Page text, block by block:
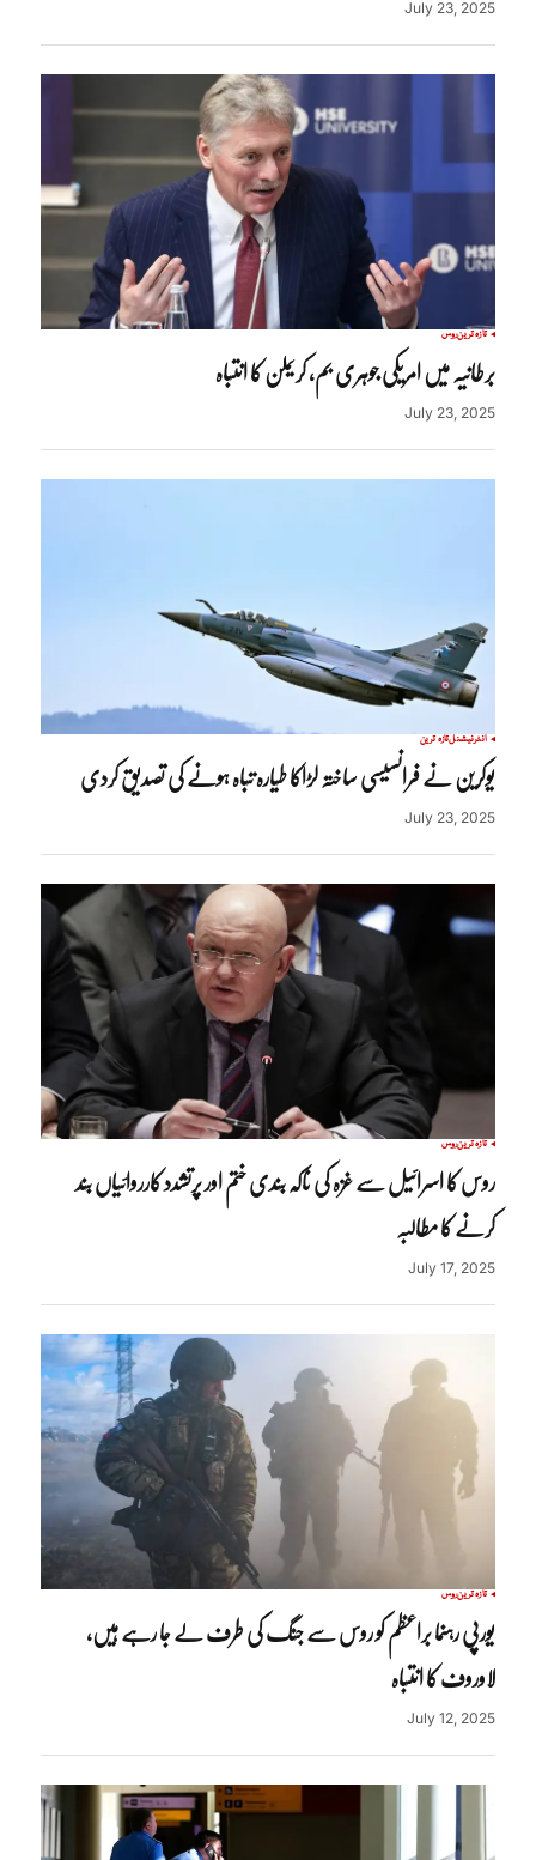
July 23, 2025
تازہ ترینروس
برطانیہ میں امریکی جوہری بم، کریملن کا انتباہ
July 23, 2025
انٹرنیشنلتازہ ترین
یوکرین نے فرانسیسی ساختہ لڑاکا طیارہ تباہ ہونے کی تصدیق کردی
July 23, 2025
تازہ ترینروس
روس کا اسرائیل سے غزہ کی ناکہ بندی ختم اور پرتشدد کارروائیاں بند
کرنے کا مطالبہ
July 17, 2025
تازہ ترینروس
یورپی رہنما براعظم کو روس سے جنگ کی طرف لے جا رہے ہیں،
لاوروف کا انتباہ
July 12, 2025